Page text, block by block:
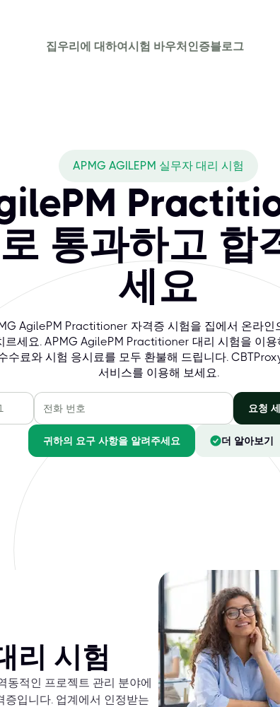
집우리에 대하여시험 바우처 인증블로그
APMG AGILEPM 실무자 대리 시험
통과하고 합
세요
AgilePM Practitioner 자격증 시험을 집에서 온라인
르세요. APMG AgilePM Practitioner 대리 시험을 이용
수료와 시험 응시료를 모두 환불해 드립니다.
서비스를 이용해 보세요.
요청
귀하의 요구 사항을 알려주세요 더 알아보기
리 시험
적인 프로젝트 관리 분야에
입니다. 업계에서 인정받는